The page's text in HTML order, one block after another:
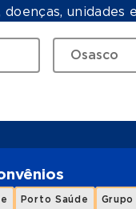
doenças,
Porto Saúde Grupo